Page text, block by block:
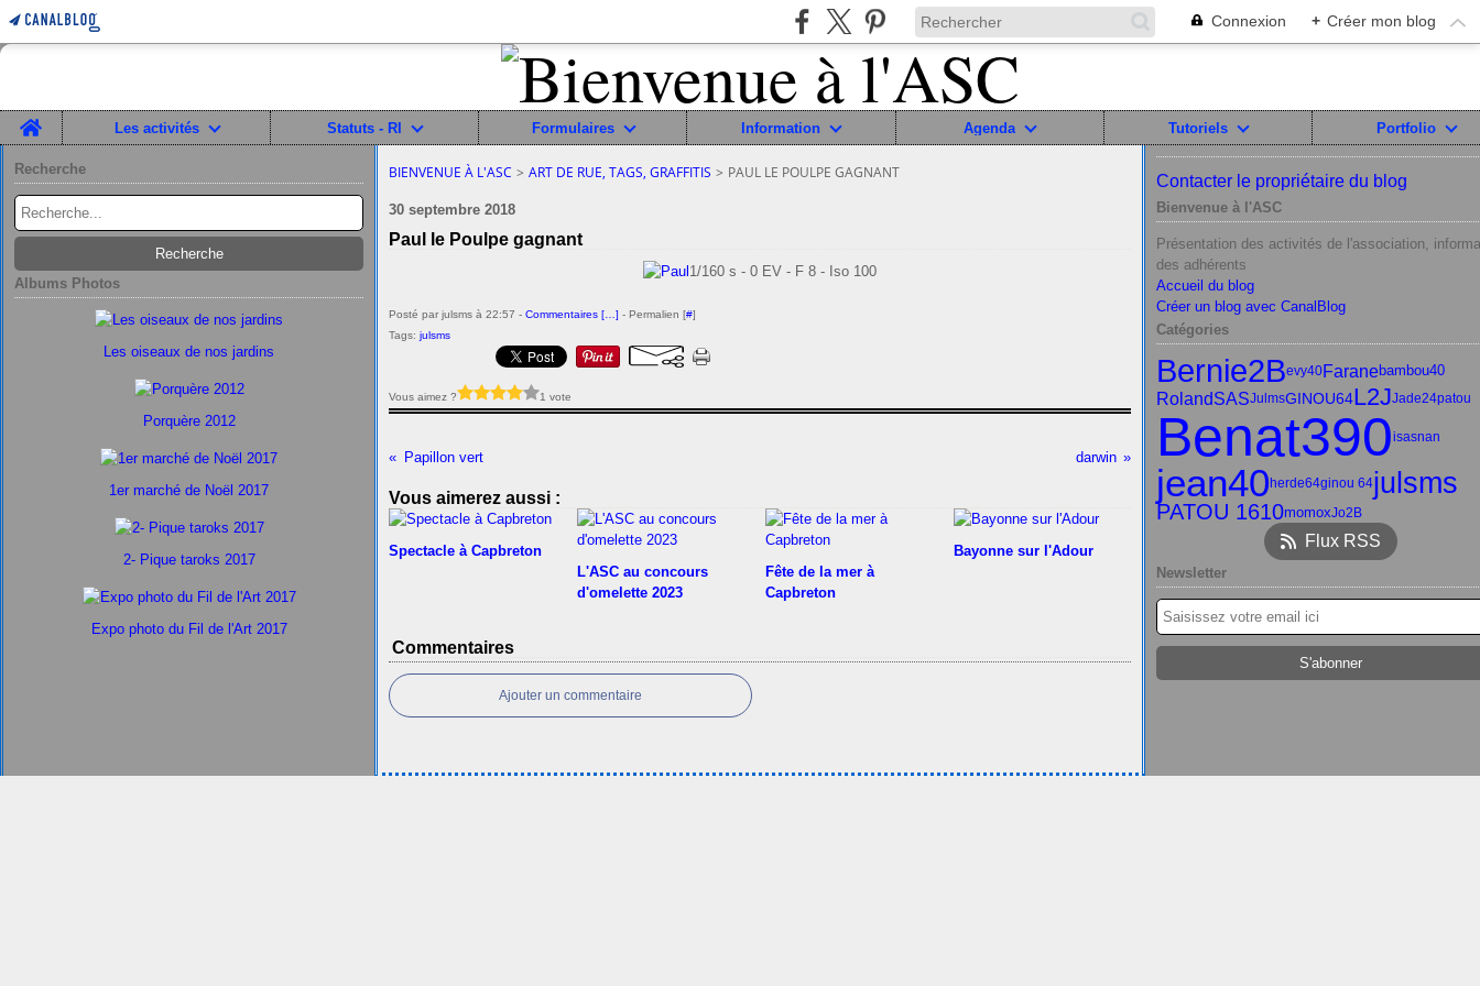
Connexion + Créer mon blog
Home
Les activités Statuts - RI Formulaires Information Agenda Tutoriels Portfolio
Recherche
Albums Photos
Les oiseaux de nos jardins
Porquère 2012
1er marché de Noël 2017
2- Pique taroks 2017
Expo photo du Fil de l'Art 2017
BIENVENUE À L'ASC > ART DE RUE, TAGS, GRAFFITIS > PAUL LE POULPE GAGNANT
30 septembre 2018
Paul le Poulpe gagnant
1/160 s - 0 EV - F 8 - Iso 100
Posté par julsms à 22:57 - Commentaires [ ] - Permalien [#]
Tags: julsms
Vous aimez ? 1 vote
Papillon vert darwin
Vous aimerez aussi :
Spectacle à Capbreton
L'ASC au concours
d'omelette 2023
Fête de la mer à
Capbreton
Bayonne sur l'Adour
Commentaires
Ajouter un commentaire
Contacter le propriétaire du blog
Bienvenue à l'ASC
Présentation des activités de l'association,
des adhérents
Accueil du blog
Créer un blog avec CanalBlog
Catégories
Bernie2Bevy40Faranebambou40
RolandSASJulmsGINOU64L2JJade24patou
Benat390isasnan
jean40 herde64ginou 64julsms
PATOU 1610momoxJo2B
Flux RSS
Newsletter